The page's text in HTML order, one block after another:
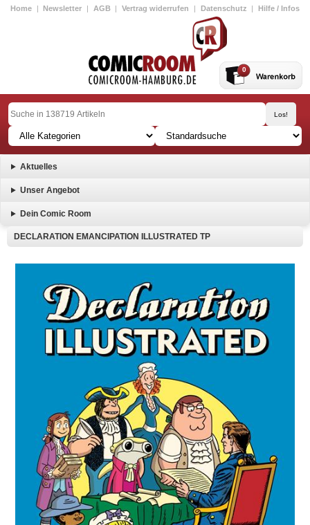
Home | Newsletter | AGB | Vertrag widerrufen | Datenschutz | Hilfe / Infos
0
Aktuelles
Unser Angebot
Dein Comic Room
DECLARATION EMANCIPATION ILLUSTRATED TP